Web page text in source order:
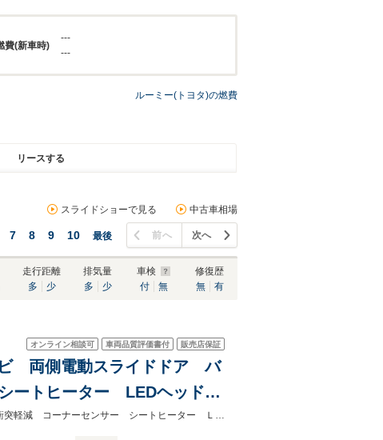
費(新車時)
---
---
ルーミー(トヨタ)の燃費
リースする
スライドショーで見る 中古車相場
7 8 9 10 最後 前へ 次へ
走行距離
多
少
排気量
多
少
車検
付
無
修復歴
無
有
オンライン相談可 車両品質評価書付 販売店保証
両側電動スライドドア バ
ートヒーター LEDヘッド
ルミ オートハイビーム
★グループ約３０，０００台の在庫から取り寄せ可能！★バックカメラ 衝突軽減 コーナーセンサー シートヒーター ＬＥＤヘッド ＥＴＣ クルーズコントロール